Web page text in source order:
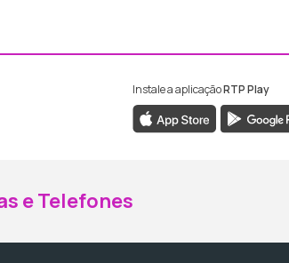
da RTP Madeira
Instagram da RTP Madeira
Instale a aplicaçãoRTP Play
e Telefones